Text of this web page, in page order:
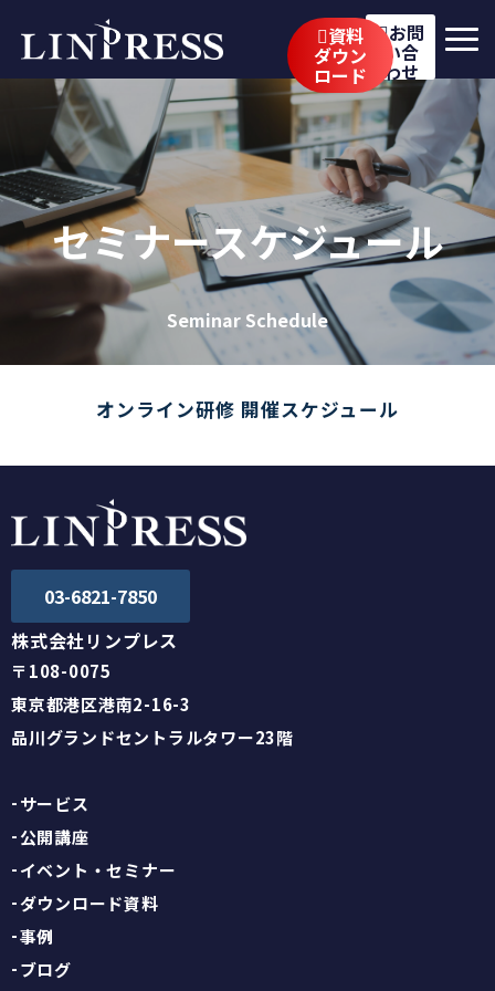
資料
ダウン
ロード
お問
い合
わせ
リンプレスの強み
サービス
公開講座
イベント・セミナー
企業情報
セミナースケジュール
Seminar Schedule
オンライン研修 開催スケジュール
03-6821-7850
株式会社リンプレス
〒108-0075
東京都港区港南2-16-3
品川グランドセントラルタワー23階
サービス
公開講座
イベント・セミナー
ダウンロード資料
事例
ブログ